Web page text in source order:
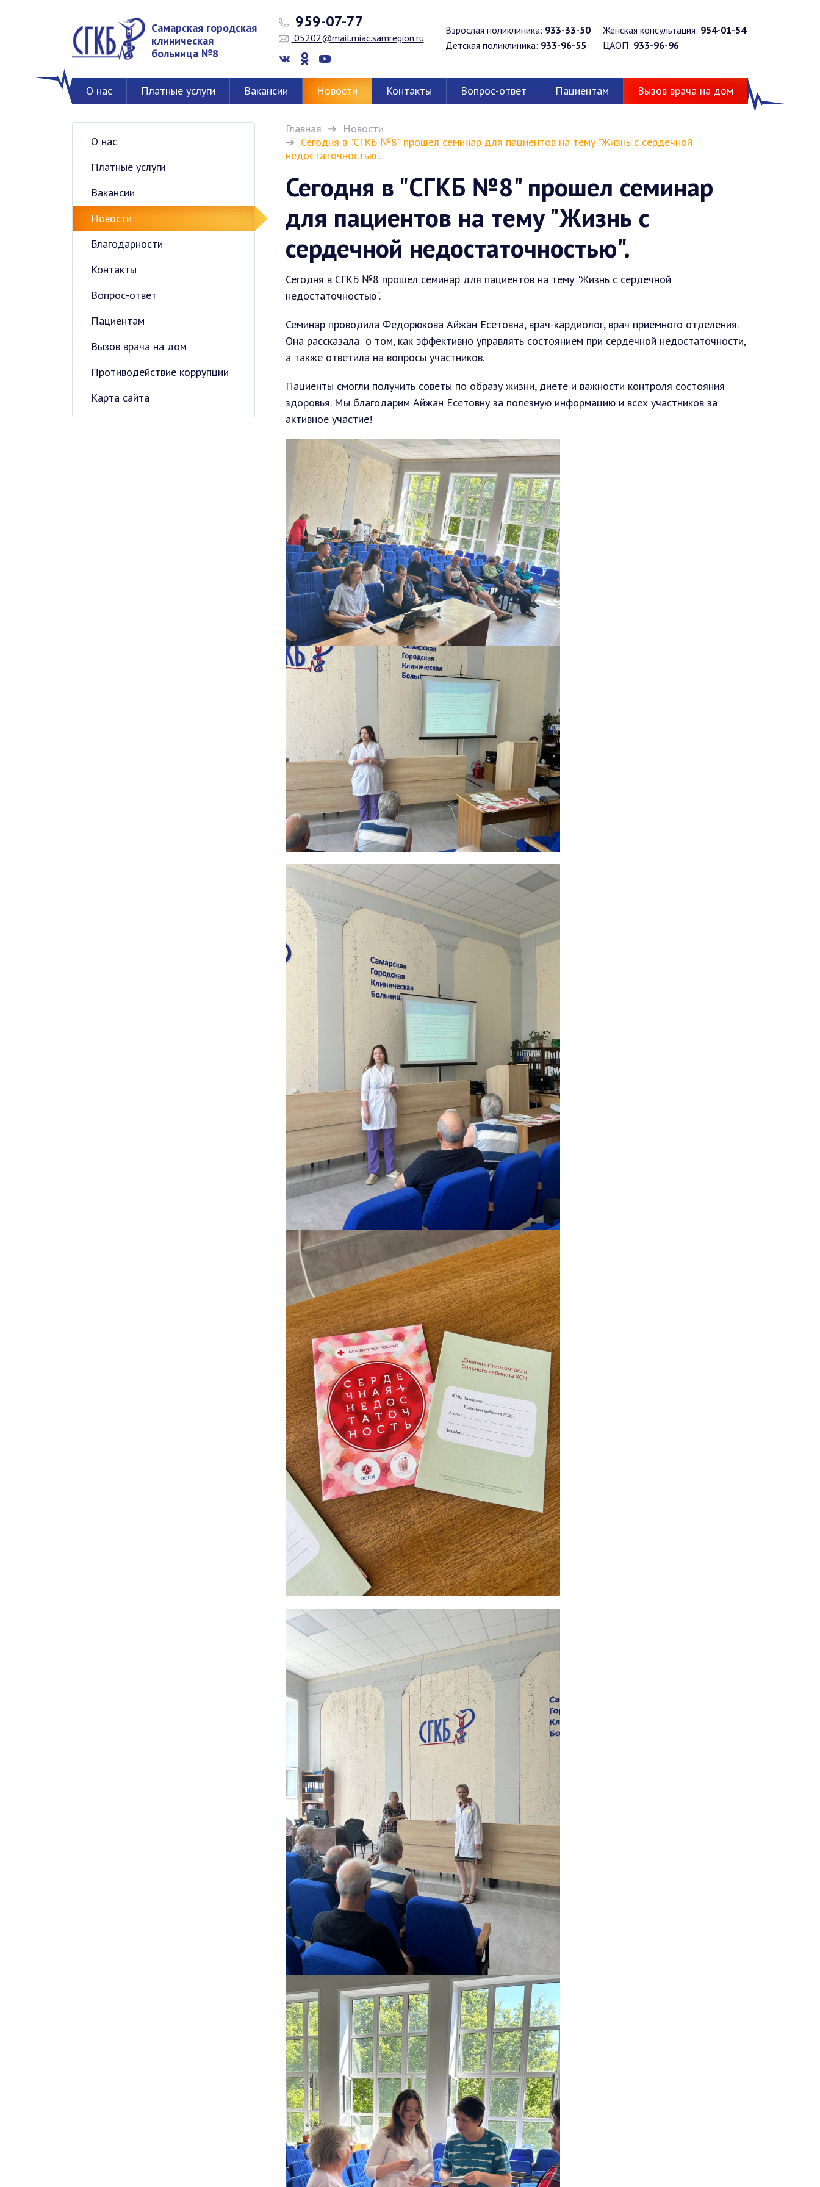
Самарская городская
клиническая
больница №8
959-07-77
05202@mail.miac.samregion.ru
Взрослая поликлиника: 933-33-50
Детская поликлиника: 933-96-55
Женская консультация: 954-01-54
ЦАОП: 933-96-96
О нас Платные услуги Вакансии Новости Контакты Вопрос-ответ Пациентам Вызов врача на дом
О нас
Платные услуги
Вакансии
Новости
Благодарности
Контакты
Вопрос-ответ
Пациентам
Вызов врача на дом
Противодействие коррупции
Карта сайта
Главная
Новости
Сегодня в "СГКБ №8" прошел семинар для пациентов на тему "Жизнь с сердечной
недостаточностью".
Сегодня в "СГКБ №8" прошел семинар
для пациентов на тему "Жизнь с
сердечной недостаточностью".
Сегодня в СГКБ №8 прошел семинар для пациентов на тему "Жизнь с сердечной
недостаточностью".
Семинар проводила Федорюкова Айжан Есетовна, врач-кардиолог, врач приемного отделения.
Она рассказала о том, как эффективно управлять состоянием при сердечной недостаточности,
а также ответила на вопросы участников.
Пациенты смогли получить советы по образу жизни, диете и важности контроля состояния
здоровья. Мы благодарим Айжан Есетовну за полезную информацию и всех участников за
активное участие!